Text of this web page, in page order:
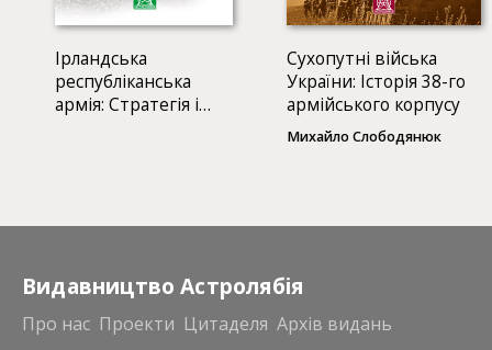
Ірландська
республіканська
армія: Стратегія і
Сухопутні війська
України: Історія 38-го
армійського корпусу
Михайло Слободянюк
Видавництво Астролябія
Про нас Проекти Цитаделя Архів видань